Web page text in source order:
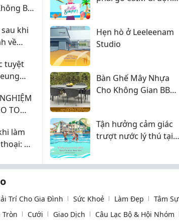
Bai
khi
về
tuyệt
TO
YÊU
làm
Có
Hẹn hò ở Leeleenam
Studio
Bàn Ghế Mây Nhựa
Cho Không Gian BBQ
Tận hưởng cảm giác
trượt nước lý thú tại
Trí Cho Gia Đình Sức Khoẻ Làm Đẹp
Tâm Sự
Tròn Cưới Giao Dịch
Câu Lạc Bộ & Hội Nhóm